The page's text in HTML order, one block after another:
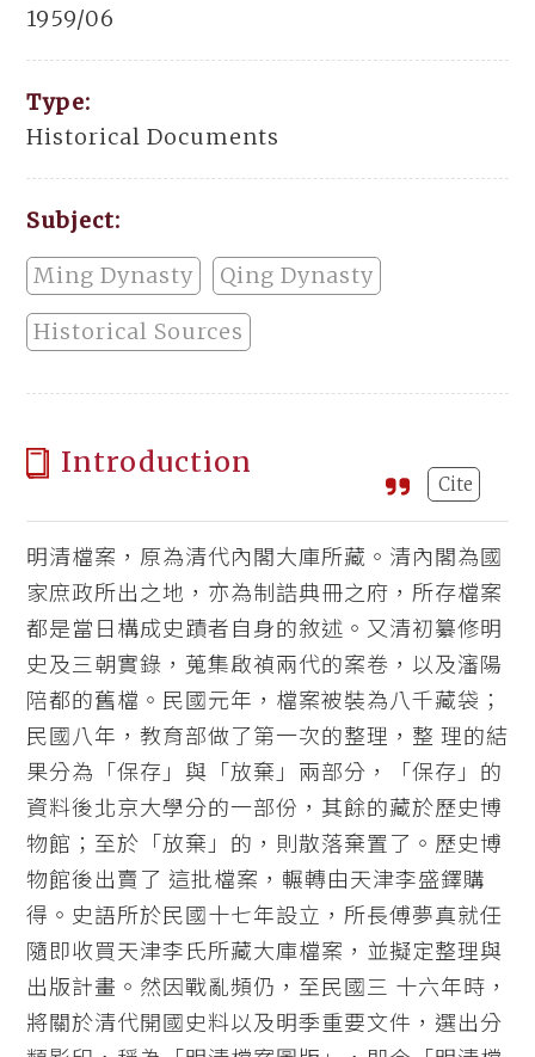
1959/06
Type:
Historical Documents
Subject:
Ming Dynasty
Qing Dynasty
Historical Sources
Introduction
Cite
明清檔案，原為清代內閣大庫所藏。清內閣為國
家庶政所出之地，亦為制誥典冊之府，所存檔案
都是當日構成史蹟者自身的敘述。又清初纂修明
史及三朝實錄，蒐集啟禎兩代的案卷，以及瀋陽
陪都的舊檔。民國元年，檔案被裝為八千藏袋；
民國八年，教育部做了第一次的整理，整 理的結
果分為「保存」與「放棄」兩部分，「保存」的
資料後北京大學分的一部份，其餘的藏於歷史博
物館；至於「放棄」的，則散落棄置了。歷史博
物館後出賣了 這批檔案，輾轉由天津李盛鐸購
得。史語所於民國十七年設立，所長傅夢真就任
隨即收買天津李氏所藏大庫檔案，並擬定整理與
出版計畫。然因戰亂頻仍，至民國三 十六年時，
將關於清代開國史料以及明季重要文件，選出分